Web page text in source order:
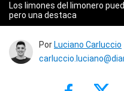
Los limones del limonero
pero una destaca
Por Luciano Carluccio